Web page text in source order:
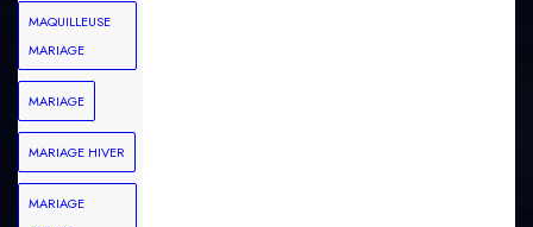
MAQUILLEUSE
MARIAGE
MARIAGE
MARIAGE HIVER
MARIAGE